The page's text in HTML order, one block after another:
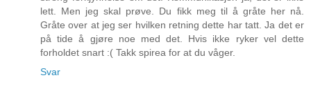
lett. Men jeg skal prøve. Du fikk meg til å gråte her nå.
Gråte over at jeg ser hvilken retning dette har tatt. Ja det er
på tide å gjøre noe med det. Hvis ikke ryker vel dette
forholdet snart :( Takk spirea for at du våger.
Svar